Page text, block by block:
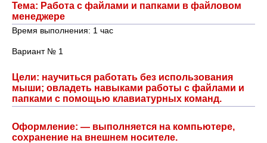
Тема: Работа с файлами и папками в файловом
менеджере
Время выполнения: 1 час
Вариант № 1
Цели: научиться работать без использования
мыши; овладеть навыками работы с файлами и
папками с помощью клавиатурных команд.
Оформление: — выполняется на компьютере,
сохранение на внешнем носителе.